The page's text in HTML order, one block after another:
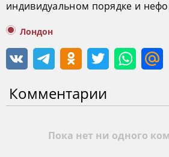
индивидуальном порядке и
Лондон
Комментарии
Пока нет ни одного